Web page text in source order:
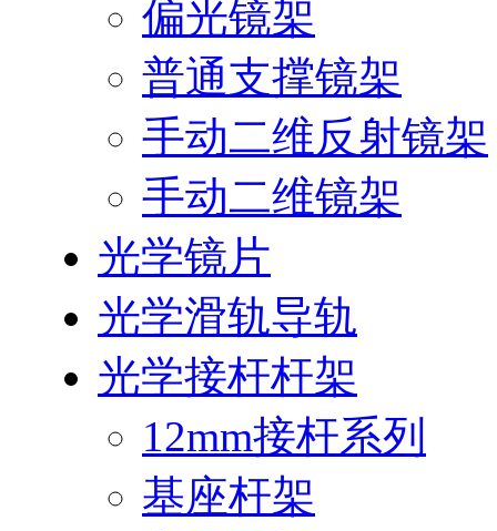
偏光镜架
普通支撑镜架
手动二维反射镜架
手动二维镜架
光学镜片
光学滑轨导轨
光学接杆杆架
12mm接杆系列
基座杆架